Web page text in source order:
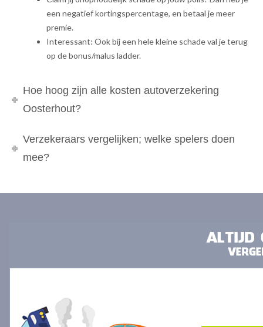
een negatief kortingspercentage, en betaal je meer
premie.
Interessant: Ook bij een hele kleine schade val je terug
op de bonus/malus ladder.
Hoe hoog zijn alle kosten autoverzekering
Oosterhout?
Verzekeraars vergelijken; welke spelers doen
mee?